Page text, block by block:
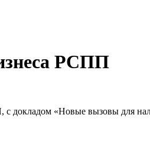
РСПП
с докладом «Новые вызовы для